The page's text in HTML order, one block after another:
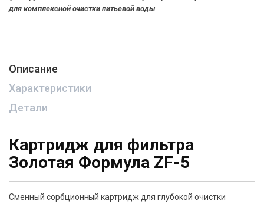
для комплексной очистки питьевой воды
Описание
Характеристики
Детали
Картридж для фильтра
Золотая Формула ZF-5
Сменный сорбционный картридж для глубокой очистки